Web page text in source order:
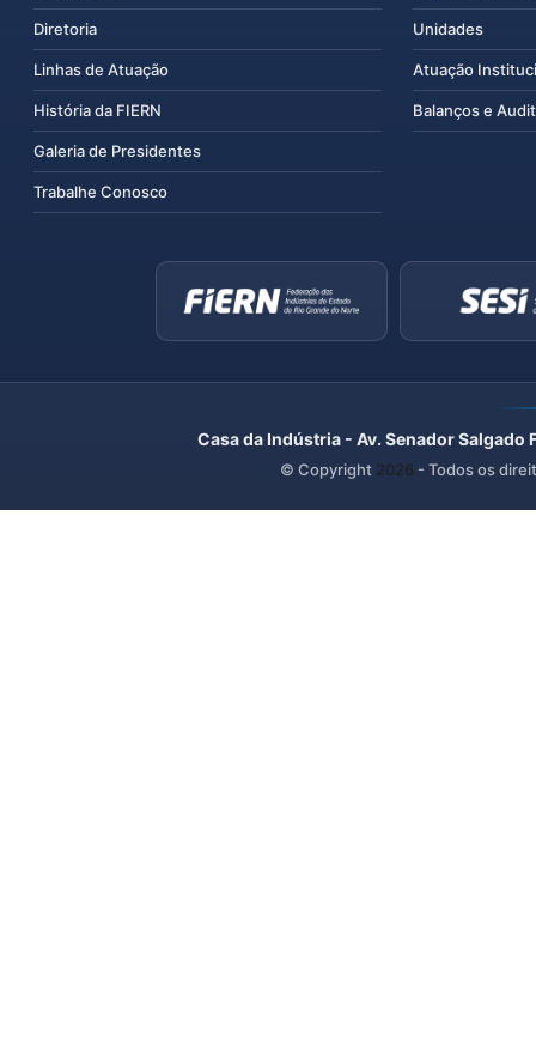
Diretoria
Linhas de Atuação
História da FIERN
Galeria de Presidentes
Trabalhe Conosco
Unidades
Atuação
Balanços e
Casa da Indústria - Av. Senador
© Copyright 2026 - Todos os